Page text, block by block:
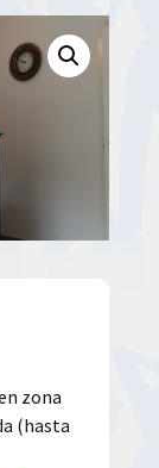
zona
(hasta